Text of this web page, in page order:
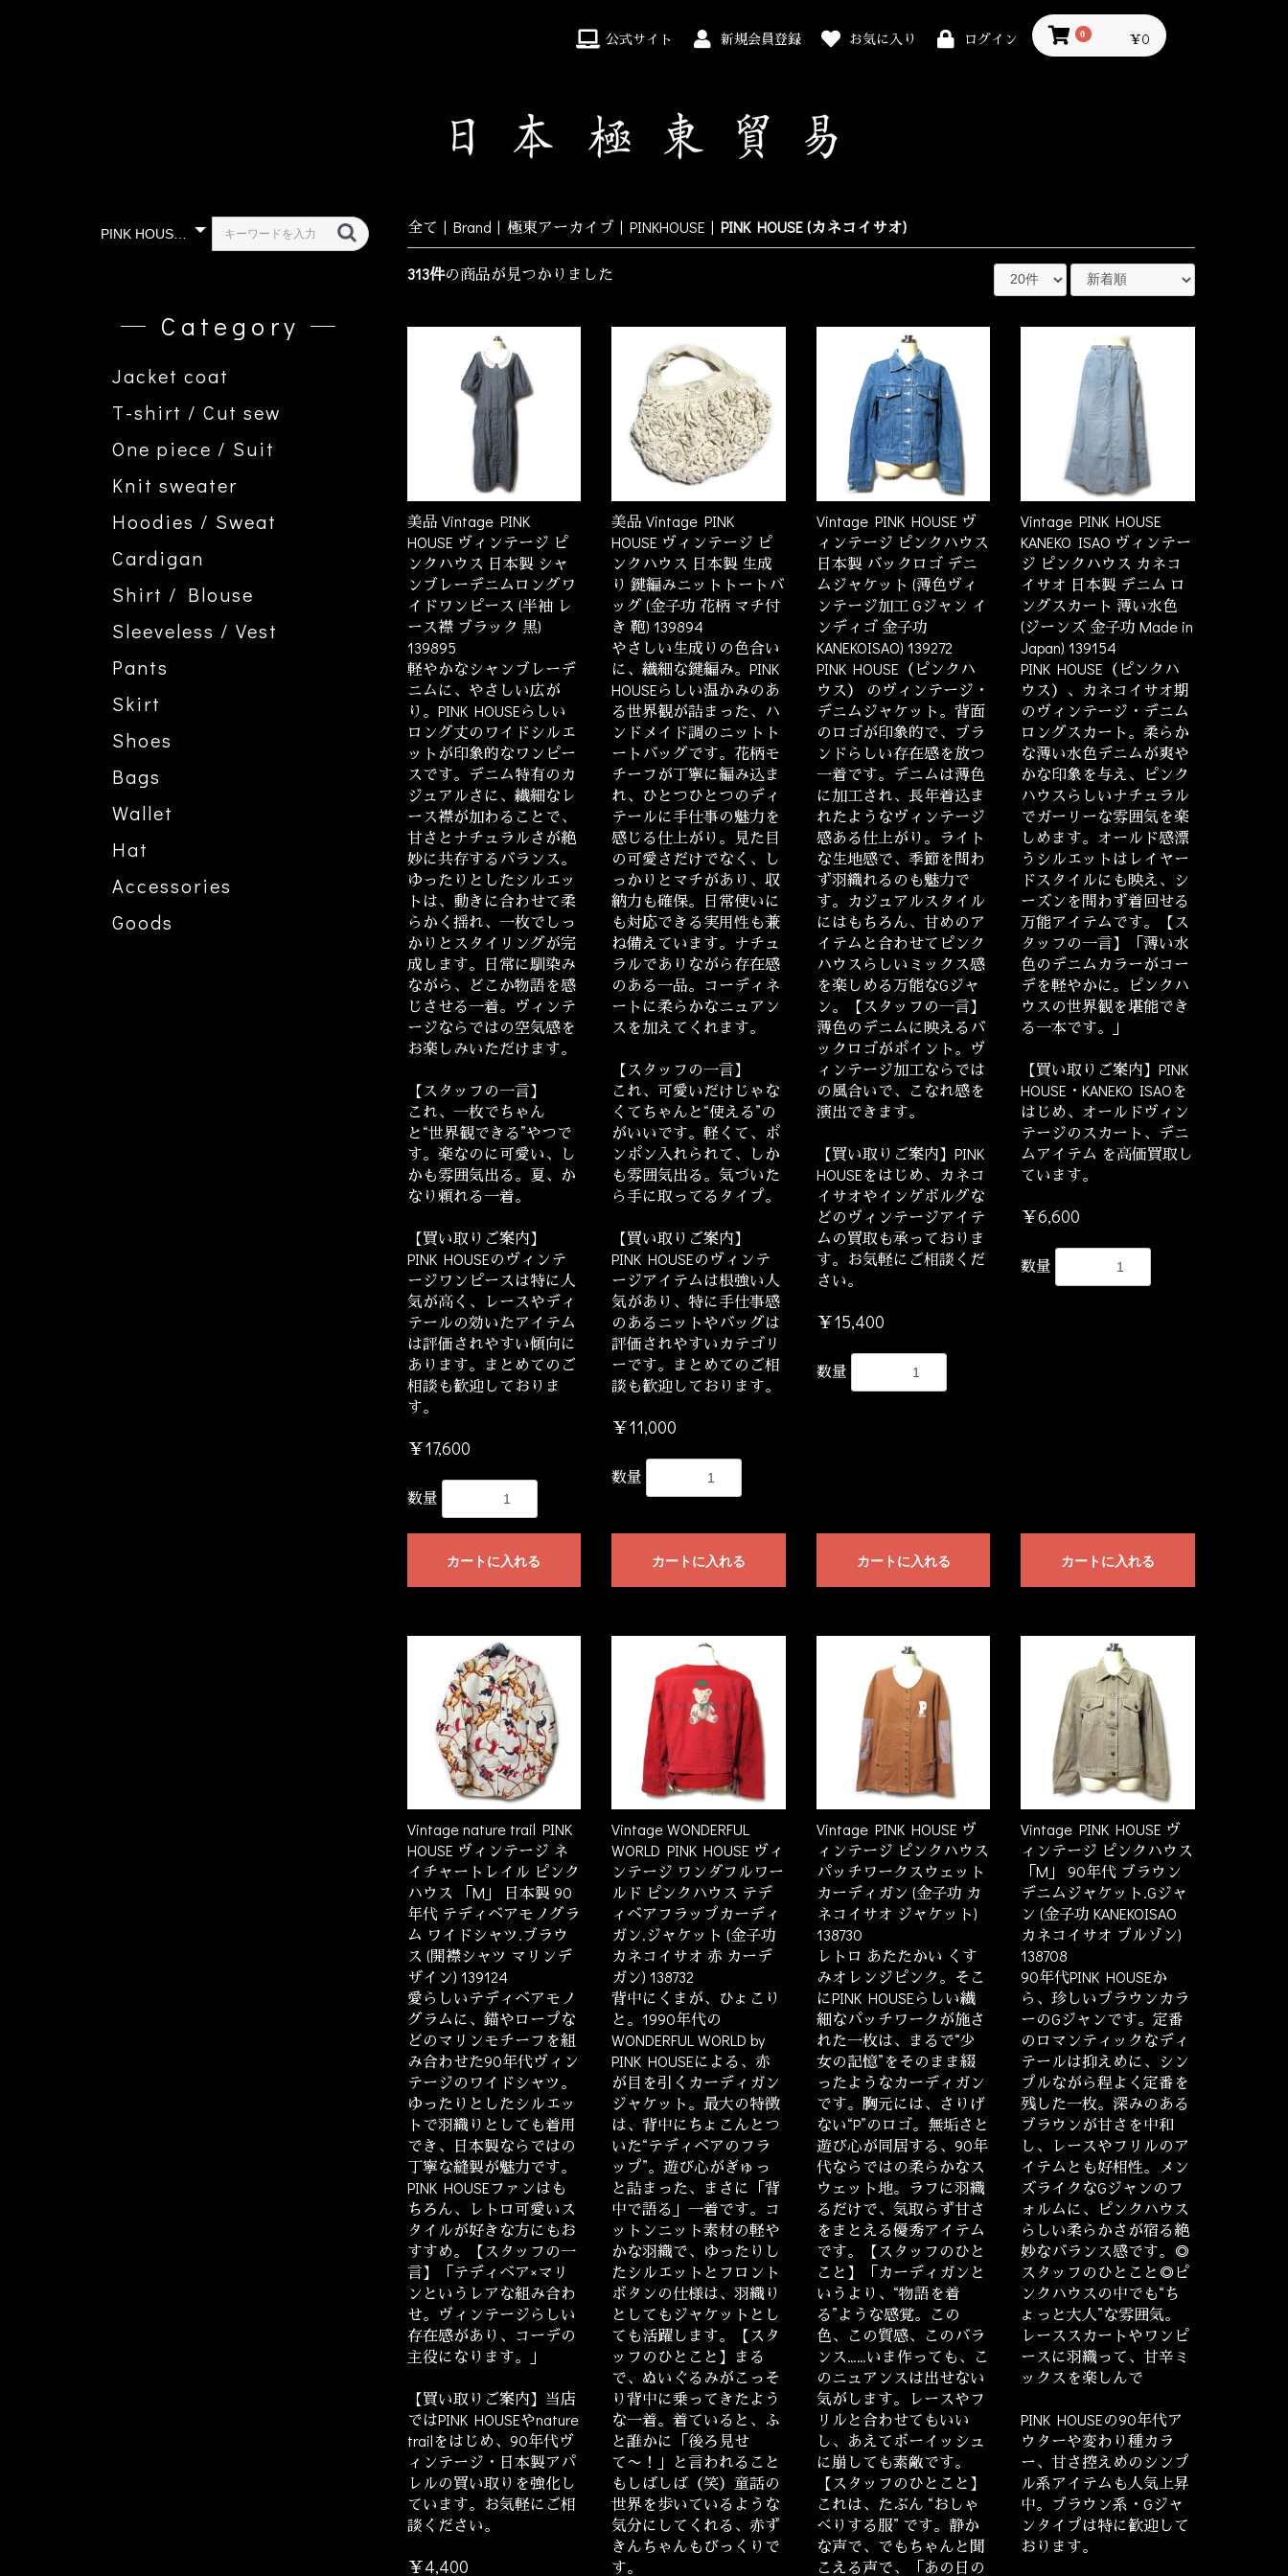
公式サイト 新規会員登録 お気に入り ログイン 0 ￥0
― Category ―
Jacket coat
T-shirt / Cut sew
One piece / Suit
Knit sweater
Hoodies / Sweat
Cardigan
Shirt / Blouse
Sleeveless / Vest
Pants
Skirt
Shoes
Bags
Wallet
Hat
Accessories
Goods
全て | Brand | 極東アーカイブ | PINKHOUSE | PINK HOUSE (カネコイサオ)
313件の商品が見つかりました
美品 Vintage PINK
HOUSE ヴィンテージ ピ
ンクハウス 日本製 シャ
ンブレーデニムロングワ
イドワンピース (半袖 レ
ース襟 ブラック 黒)
139895
軽やかなシャンブレーデ
ニムに、やさしい広が
り。PINK HOUSEらしい
ロング丈のワイドシルエ
ットが印象的なワンピー
スです。デニム特有のカ
ジュアルさに、繊細なレ
ース襟が加わることで、
甘さとナチュラルさが絶
妙に共存するバランス。
ゆったりとしたシルエッ
トは、動きに合わせて柔
らかく揺れ、一枚でしっ
かりとスタイリングが完
成します。日常に馴染み
ながら、どこか物語を感
じさせる一着。ヴィンテ
ージならではの空気感を
お楽しみいただけます。
【スタッフの一言】
これ、一枚でちゃん
と“世界観できる”やつで
す。楽なのに可愛い、し
かも雰囲気出る。夏、か
なり頼れる一着。
【買い取りご案内】
PINK HOUSEのヴィンテ
ージワンピースは特に人
気が高く、レースやディ
テールの効いたアイテム
は評価されやすい傾向に
あります。まとめてのご
相談も歓迎しておりま
す。
￥17,600
数量
カートに入れる
美品 Vintage PINK
HOUSE ヴィンテージ ピ
ンクハウス 日本製 生成
り 鍵編みニットトートバ
ッグ (金子功 花柄 マチ付
き 鞄) 139894
やさしい生成りの色合い
に、繊細な鍵編み。PINK
HOUSEらしい温かみのあ
る世界観が詰まった、ハ
ンドメイド調のニットト
ートバッグです。花柄モ
チーフが丁寧に編み込ま
れ、ひとつひとつのディ
テールに手仕事の魅力を
感じる仕上がり。見た目
の可愛さだけでなく、し
っかりとマチがあり、収
納力も確保。日常使いに
も対応できる実用性も兼
ね備えています。ナチュ
ラルでありながら存在感
のある一品。コーディネ
ートに柔らかなニュアン
スを加えてくれます。
【スタッフの一言】
これ、可愛いだけじゃな
くてちゃんと“使える”の
がいいです。軽くて、ポ
ンポン入れられて、しか
も雰囲気出る。気づいた
ら手に取ってるタイプ。
【買い取りご案内】
PINK HOUSEのヴィンテ
ージアイテムは根強い人
気があり、特に手仕事感
のあるニットやバッグは
評価されやすいカテゴリ
ーです。まとめてのご相
談も歓迎しております。
￥11,000
数量
カートに入れる
Vintage PINK HOUSE ヴ
ィンテージ ピンクハウス
日本製 バックロゴ デニ
ムジャケット (薄色ヴィ
ンテージ加工 Gジャン イ
ンディゴ 金子功
KANEKOISAO) 139272
PINK HOUSE（ピンクハ
ウス） のヴィンテージ・
デニムジャケット。背面
のロゴが印象的で、ブラ
ンドらしい存在感を放つ
一着です。デニムは薄色
に加工され、長年着込ま
れたようなヴィンテージ
感ある仕上がり。ライト
な生地感で、季節を問わ
ず羽織れるのも魅力で
す。カジュアルスタイル
にはもちろん、甘めのア
イテムと合わせてピンク
ハウスらしいミックス感
を楽しめる万能なGジャ
ン。【スタッフの一言】
薄色のデニムに映えるバ
ックロゴがポイント。ヴ
ィンテージ加工ならでは
の風合いで、こなれ感を
演出できます。
【買い取りご案内】PINK
HOUSEをはじめ、カネコ
イサオやインゲボルグな
どのヴィンテージアイテ
ムの買取も承っておりま
す。お気軽にご相談くだ
さい。
￥15,400
数量
カートに入れる
Vintage PINK HOUSE
KANEKO ISAO ヴィンテー
ジ ピンクハウス カネコ
イサオ 日本製 デニム ロ
ングスカート 薄い水色
(ジーンズ 金子功 Made in
Japan) 139154
PINK HOUSE（ピンクハ
ウス）、カネコイサオ期
のヴィンテージ・デニム
ロングスカート。柔らか
な薄い水色デニムが爽や
かな印象を与え、ピンク
ハウスらしいナチュラル
でガーリーな雰囲気を楽
しめます。オールド感漂
うシルエットはレイヤー
ドスタイルにも映え、シ
ーズンを問わず着回せる
万能アイテムです。【ス
タッフの一言】「薄い水
色のデニムカラーがコー
デを軽やかに。ピンクハ
ウスの世界観を堪能でき
る一本です。」
【買い取りご案内】PINK
HOUSE・KANEKO ISAOを
はじめ、オールドヴィン
テージのスカート、デニ
ムアイテム を高価買取し
ています。
￥6,600
数量
カートに入れる
Vintage nature trail PINK
HOUSE ヴィンテージ ネ
イチャートレイル ピンク
ハウス 「M」 日本製 90
年代 テディベアモノグラ
ム ワイドシャツ.ブラウ
ス (開襟シャツ マリンデ
ザイン) 139124
愛らしいテディベアモノ
グラムに、錨やロープな
どのマリンモチーフを組
み合わせた90年代ヴィン
テージのワイドシャツ。
ゆったりとしたシルエッ
トで羽織りとしても着用
でき、日本製ならではの
丁寧な縫製が魅力です。
PINK HOUSEファンはも
ちろん、レトロ可愛いス
タイルが好きな方にもお
すすめ。【スタッフの一
言】「テディベア×マリ
ンというレアな組み合わ
せ。ヴィンテージらしい
存在感があり、コーデの
主役になります。」
【買い取りご案内】当店
ではPINK HOUSEやnature
trailをはじめ、90年代ヴ
ィンテージ・日本製アパ
レルの買い取りを強化し
ています。お気軽にご相
談ください。
￥4,400
Vintage WONDERFUL
WORLD PINK HOUSE ヴィ
ンテージ ワンダフルワー
ルド ピンクハウス テデ
ィベアフラップカーディ
ガン.ジャケット (金子功
カネコイサオ 赤 カーデ
ガン) 138732
背中にくまが、ひょこり
と。1990年代の
WONDERFUL WORLD by
PINK HOUSEによる、赤
が目を引くカーディガン
ジャケット。最大の特徴
は、背中にちょこんとつ
いた“テディベアのフラ
ップ”。遊び心がぎゅっ
と詰まった、まさに「背
中で語る」一着です。コ
ットンニット素材の軽や
かな羽織で、ゆったりし
たシルエットとフロント
ボタンの仕様は、羽織り
としてもジャケットとし
ても活躍します。【スタ
ッフのひとこと】まる
で、ぬいぐるみがこっそ
り背中に乗ってきたよう
な一着。着ていると、ふ
と誰かに「後ろ見せ
て〜！」と言われること
もしばしば（笑）童話の
世界を歩いているような
気分にしてくれる、赤ず
きんちゃんもびっくりで
す。
Vintage PINK HOUSE ヴ
ィンテージ ピンクハウス
パッチワークスウェット
カーディガン (金子功 カ
ネコイサオ ジャケット)
138730
レトロ あたたかい くす
みオレンジピンク。そこ
にPINK HOUSEらしい繊
細なパッチワークが施さ
れた一枚は、まるで“少
女の記憶”をそのまま綴
ったようなカーディガン
です。胸元には、さりげ
ない“P”のロゴ。無垢さと
遊び心が同居する、90年
代ならではの柔らかなス
ウェット地。ラフに羽織
るだけで、気取らず甘さ
をまとえる優秀アイテム
です。【スタッフのひと
こと】「カーディガンと
いうより、“物語を着
る”ような感覚。この
色、この質感、このバラ
ンス……いま作っても、こ
のニュアンスは出せない
気がします。レースやフ
リルと合わせてもいい
し、あえてボーイッシュ
に崩しても素敵です。
【スタッフのひとこと】
これは、たぶん “おしゃ
べりする服” です。静か
な声で、でもちゃんと聞
こえる声で、「あの日の
Vintage PINK HOUSE ヴ
ィンテージ ピンクハウス
「M」 90年代 ブラウン
デニムジャケット.Gジャ
ン (金子功 KANEKOISAO
カネコイサオ ブルゾン)
138708
90年代PINK HOUSEか
ら、珍しいブラウンカラ
ーのGジャンです。定番
のロマンティックなディ
テールは抑えめに、シン
プルながら程よく定番を
残した一枚。深みのある
ブラウンが甘さを中和
し、レースやフリルのア
イテムとも好相性。メン
ズライクなGジャンのフ
ォルムに、ピンクハウス
らしい柔らかさが宿る絶
妙なバランス感です。◎
スタッフのひとこと◎ピ
ンクハウスの中でも“ち
ょっと大人”な雰囲気。
レーススカートやワンピ
ースに羽織って、甘辛ミ
ックスを楽しんで
PINK HOUSEの90年代ア
ウターや変わり種カラ
ー、甘さ控えめのシンプ
ル系アイテムも人気上昇
中。ブラウン系・Gジャ
ンタイプは特に歓迎して
おります。
お買い物を続ける カートへ進む